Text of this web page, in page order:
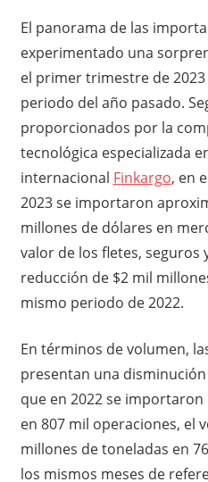
El panorama de las
experimentado una
el primer trimestre de
periodo del año pasado.
proporcionados por la
tecnológica especializada
internacional Finkargo, en
2023 se importaron
millones de dólares en
valor de los fletes,
reducción de $2 mil
mismo periodo de 2022.
En términos de volumen,
presentan una
que en 2022 se
en 807 mil operaciones, el
millones de toneladas en
los mismos meses de